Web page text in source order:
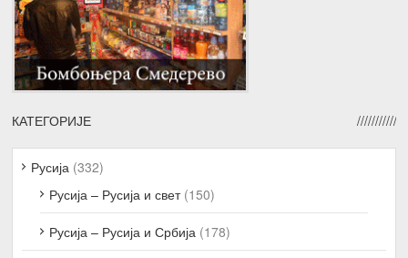
КАТЕГОРИЈЕ
Русија (332)
Русија – Русија и свет(150)
Русија – Русија и Србија (178)